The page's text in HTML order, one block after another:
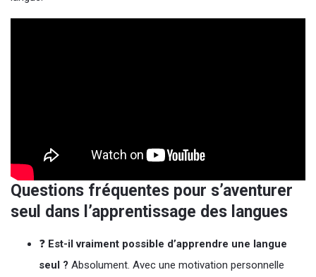
Questions fréquentes pour s’aventurer
seul dans l’apprentissage des langues
❓ Est-il vraiment possible d’apprendre une langue
seul ? Absolument. Avec une motivation personnelle